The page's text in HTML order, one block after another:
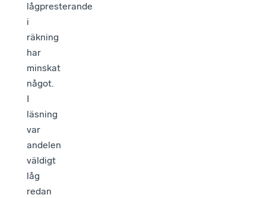
lågpresterande
i
räkning
har
minskat
något.
I
läsning
var
andelen
väldigt
låg
redan